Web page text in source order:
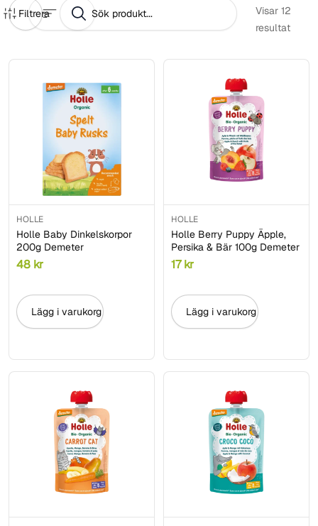
Filtrera Visar 12
resultat
HOLLE
Holle Baby Dinkelskorpor
200g Demeter
48 kr
Lägg i varukorg
HOLLE
Holle Berry Puppy Äpple,
Persika & Bär 100g Demeter
17kr
Lägg i varukorg